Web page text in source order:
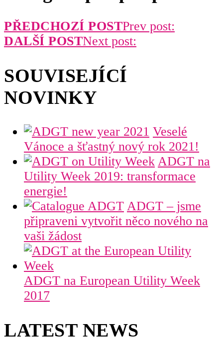
PŘEDCHOZÍ POSTPrev post:
DALŠÍ POSTNext post:
SOUVISEJÍCÍ
NOVINKY
Veselé
Vánoce a šťastný nový rok 2021!
ADGT na
Utility Week 2019: transformace
energie!
ADGT – jsme
připraveni vytvořit něco nového na
vaši žádost
ADGT na European Utility Week
2017
LATEST NEWS